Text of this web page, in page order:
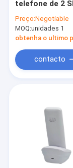
SIM Card
SIM Landline
Telefone
telefone de 2
Enhanced
Preço:Negotiable
MOQ:unidades 1
obtenha o ultimo
contacto